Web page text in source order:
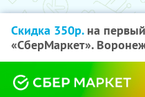
Скидка 350р.на первый
«СберМаркет».